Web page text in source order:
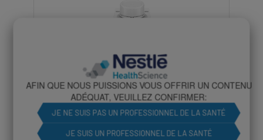
AFIN QUE NOUS PUISSIONS VOUS OFFRIR UN CONTENU
ADÉQUAT, VEUILLEZ CONFIRMER:
JE NE SUIS PAS UN PROFESSIONNEL DE LA SANTÉ
JE SUIS UN PROFESSIONNEL DE LA SANTÉ